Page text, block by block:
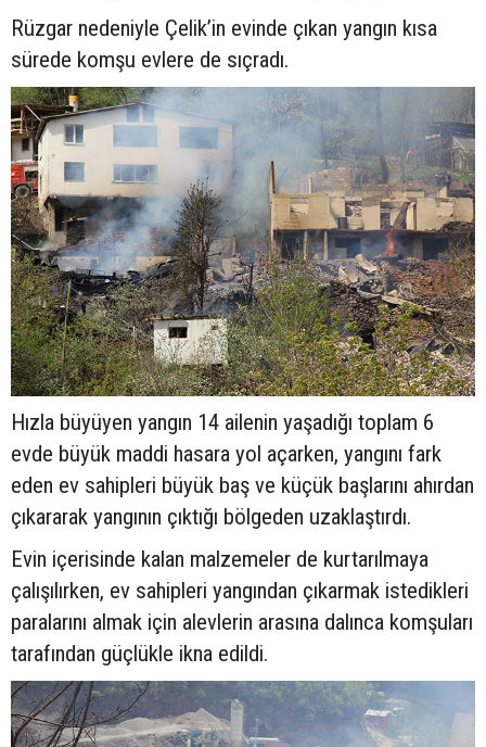
Rüzgar nedeniyle Çelik’in evinde çıkan yangın kısa
sürede komşu evlere de sıçradı.
Hızla büyüyen yangın 14 ailenin yaşadığı toplam 6
evde büyük maddi hasara yol açarken, yangını fark
eden ev sahipleri büyük baş ve küçük başlarını ahırdan
çıkararak yangının çıktığı bölgeden uzaklaştırdı.
Evin içerisinde kalan malzemeler de kurtarılmaya
çalışılırken, ev sahipleri yangından çıkarmak istedikleri
paralarını almak için alevlerin arasına dalınca komşuları
tarafından güçlükle ikna edildi.